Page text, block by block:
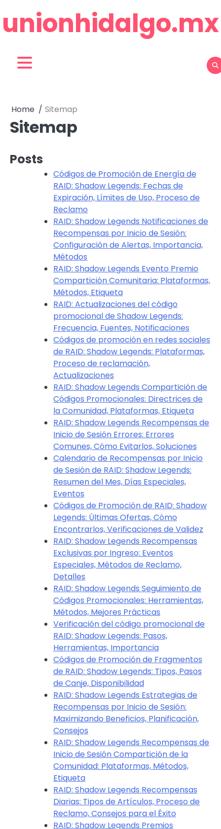
to
content
unionhidalgo.mx
Home Sitemap
Sitemap
Posts
Códigos de Promoción de Energía de
RAID: Shadow Legends: Fechas de
Expiración, Límites de Uso, Proceso de
Reclamo
RAID: Shadow Legends Notificaciones de
Recompensas por Inicio de Sesión:
Configuración de Alertas, Importancia,
Métodos
RAID: Shadow Legends Evento Premio
Compartición Comunitaria: Plataformas,
Métodos, Etiqueta
RAID: Actualizaciones del código
promocional de Shadow Legends:
Frecuencia, Fuentes, Notificaciones
Códigos de promoción en redes sociales
de RAID: Shadow Legends: Plataformas,
Proceso de reclamación,
Actualizaciones
RAID: Shadow Legends Compartición de
Códigos Promocionales: Directrices de
la Comunidad, Plataformas, Etiqueta
RAID: Shadow Legends Recompensas de
Inicio de Sesión Errores: Errores
Comunes, Cómo Evitarlos, Soluciones
Calendario de Recompensas por Inicio
de Sesión de RAID: Shadow Legends:
Resumen del Mes, Días Especiales,
Eventos
Códigos de Promoción de RAID: Shadow
Legends: Últimas Ofertas, Cómo
Encontrarlos, Verificaciones de Validez
RAID: Shadow Legends Recompensas
Exclusivas por Ingreso: Eventos
Especiales, Métodos de Reclamo,
Detalles
RAID: Shadow Legends Seguimiento de
Códigos Promocionales: Herramientas,
Métodos, Mejores Prácticas
Verificación del código promocional de
RAID: Shadow Legends: Pasos,
Herramientas, Importancia
Códigos de Promoción de Fragmentos
de RAID: Shadow Legends: Tipos, Pasos
de Canje, Disponibilidad
RAID: Shadow Legends Estrategias de
Recompensas por Inicio de Sesión:
Maximizando Beneficios, Planificación,
Consejos
RAID: Shadow Legends Recompensas de
Inicio de Sesión Compartición de la
Comunidad: Plataformas, Métodos,
Etiqueta
RAID: Shadow Legends Recompensas
Diarias: Tipos de Artículos, Proceso de
Reclamo, Consejos para el Éxito
RAID: Shadow Legends Premios